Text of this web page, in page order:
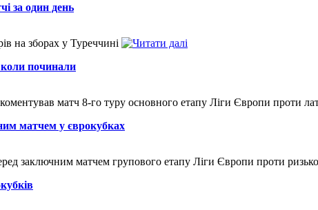
за один день
на зборах у Туреччині
починали
матч 8-го туру основного етапу Ліги Європи проти
матчем у єврокубках
заключним матчем групового етапу Ліги Європи проти